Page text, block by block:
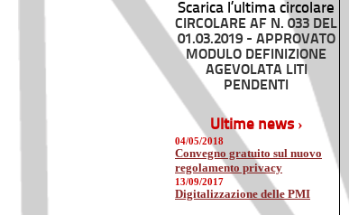
Scarica l’ultima circolare
CIRCOLARE AF N. 033 DEL
01.03.2019 - APPROVATO
MODULO DEFINIZIONE
AGEVOLATA LITI
PENDENTI
Ultime news ›
04/05/2018
Convegno gratuito sul nuovo
regolamento privacy
13/09/2017
Digitalizzazione delle PMI